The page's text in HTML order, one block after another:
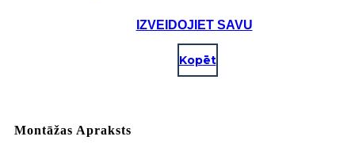
IZVEIDOJIET SAVU
Kopēt
Montāžas Apraksts